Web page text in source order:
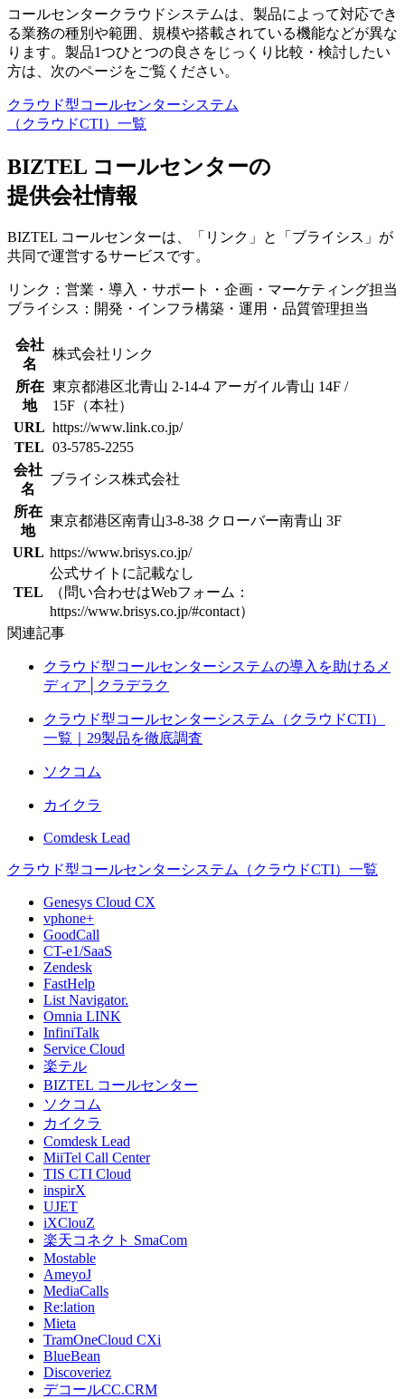
コールセンタークラウドシステムは、製品によって対応でき
る業務の種別や範囲、規模や搭載されている機能などが異な
ります。 製品1つひとつの良さをじっくり比較・検討したい
方は、次のページをご覧ください。
クラウド型コールセンターシステム
（クラウドCTI）一覧
BIZTEL コールセンターの
提供会社情報
BIZTEL コールセンターは、「リンク」と「ブライシス」が
共同で運営するサービスです。
リンク：営業・導入・サポート・企画・マーケティング担当
ブライシス：開発・インフラ構築・運用・品質管理担当
会社
名
株式会社リンク
所在
地
東京都港区北青山 2-14-4 アーガイル青山 14F /
15F（本社）
URL https://www.link.co.jp/
TEL 03-5785-2255
会社
名
ブライシス株式会社
所在
地
東京都港区南青山3-8-38 クローバー南青山 3F
URL https://www.brisys.co.jp/
TEL
公式サイトに記載なし
（問い合わせはWebフォーム：
https://www.brisys.co.jp/#contact）
関連記事
クラウド型コールセンターシステムの導入を助けるメ
ディア│クラデラク
クラウド型コールセンターシステム（クラウドCTI）
一覧｜29製品を徹底調査
ソクコム
カイクラ
Comdesk Lead
クラウド型コールセンターシステム（クラウドCTI）一覧
Genesys Cloud CX
vphone+
GoodCall
CT-e1/SaaS
Zendesk
FastHelp
List Navigator.
Omnia LINK
InfiniTalk
Service Cloud
楽テル
BIZTEL コールセンター
ソクコム
カイクラ
Comdesk Lead
MiiTel Call Center
TIS CTI Cloud
inspirX
UJET
iXClouZ
楽天コネクト SmaCom
Mostable
AmeyoJ
MediaCalls
Re:lation
Mieta
TramOneCloud CXi
BlueBean
Discoveriez
デコールCC.CRM